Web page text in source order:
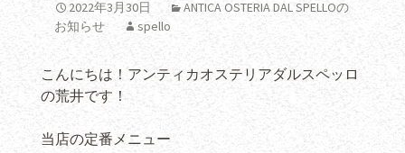
2022年3月30日
ANTICA OSTERIA DAL SPELLOの
お知らせ
spello
こんにちは！アンティカオステリアダルスペッロ
の荒井です！
当店の定番メニュー